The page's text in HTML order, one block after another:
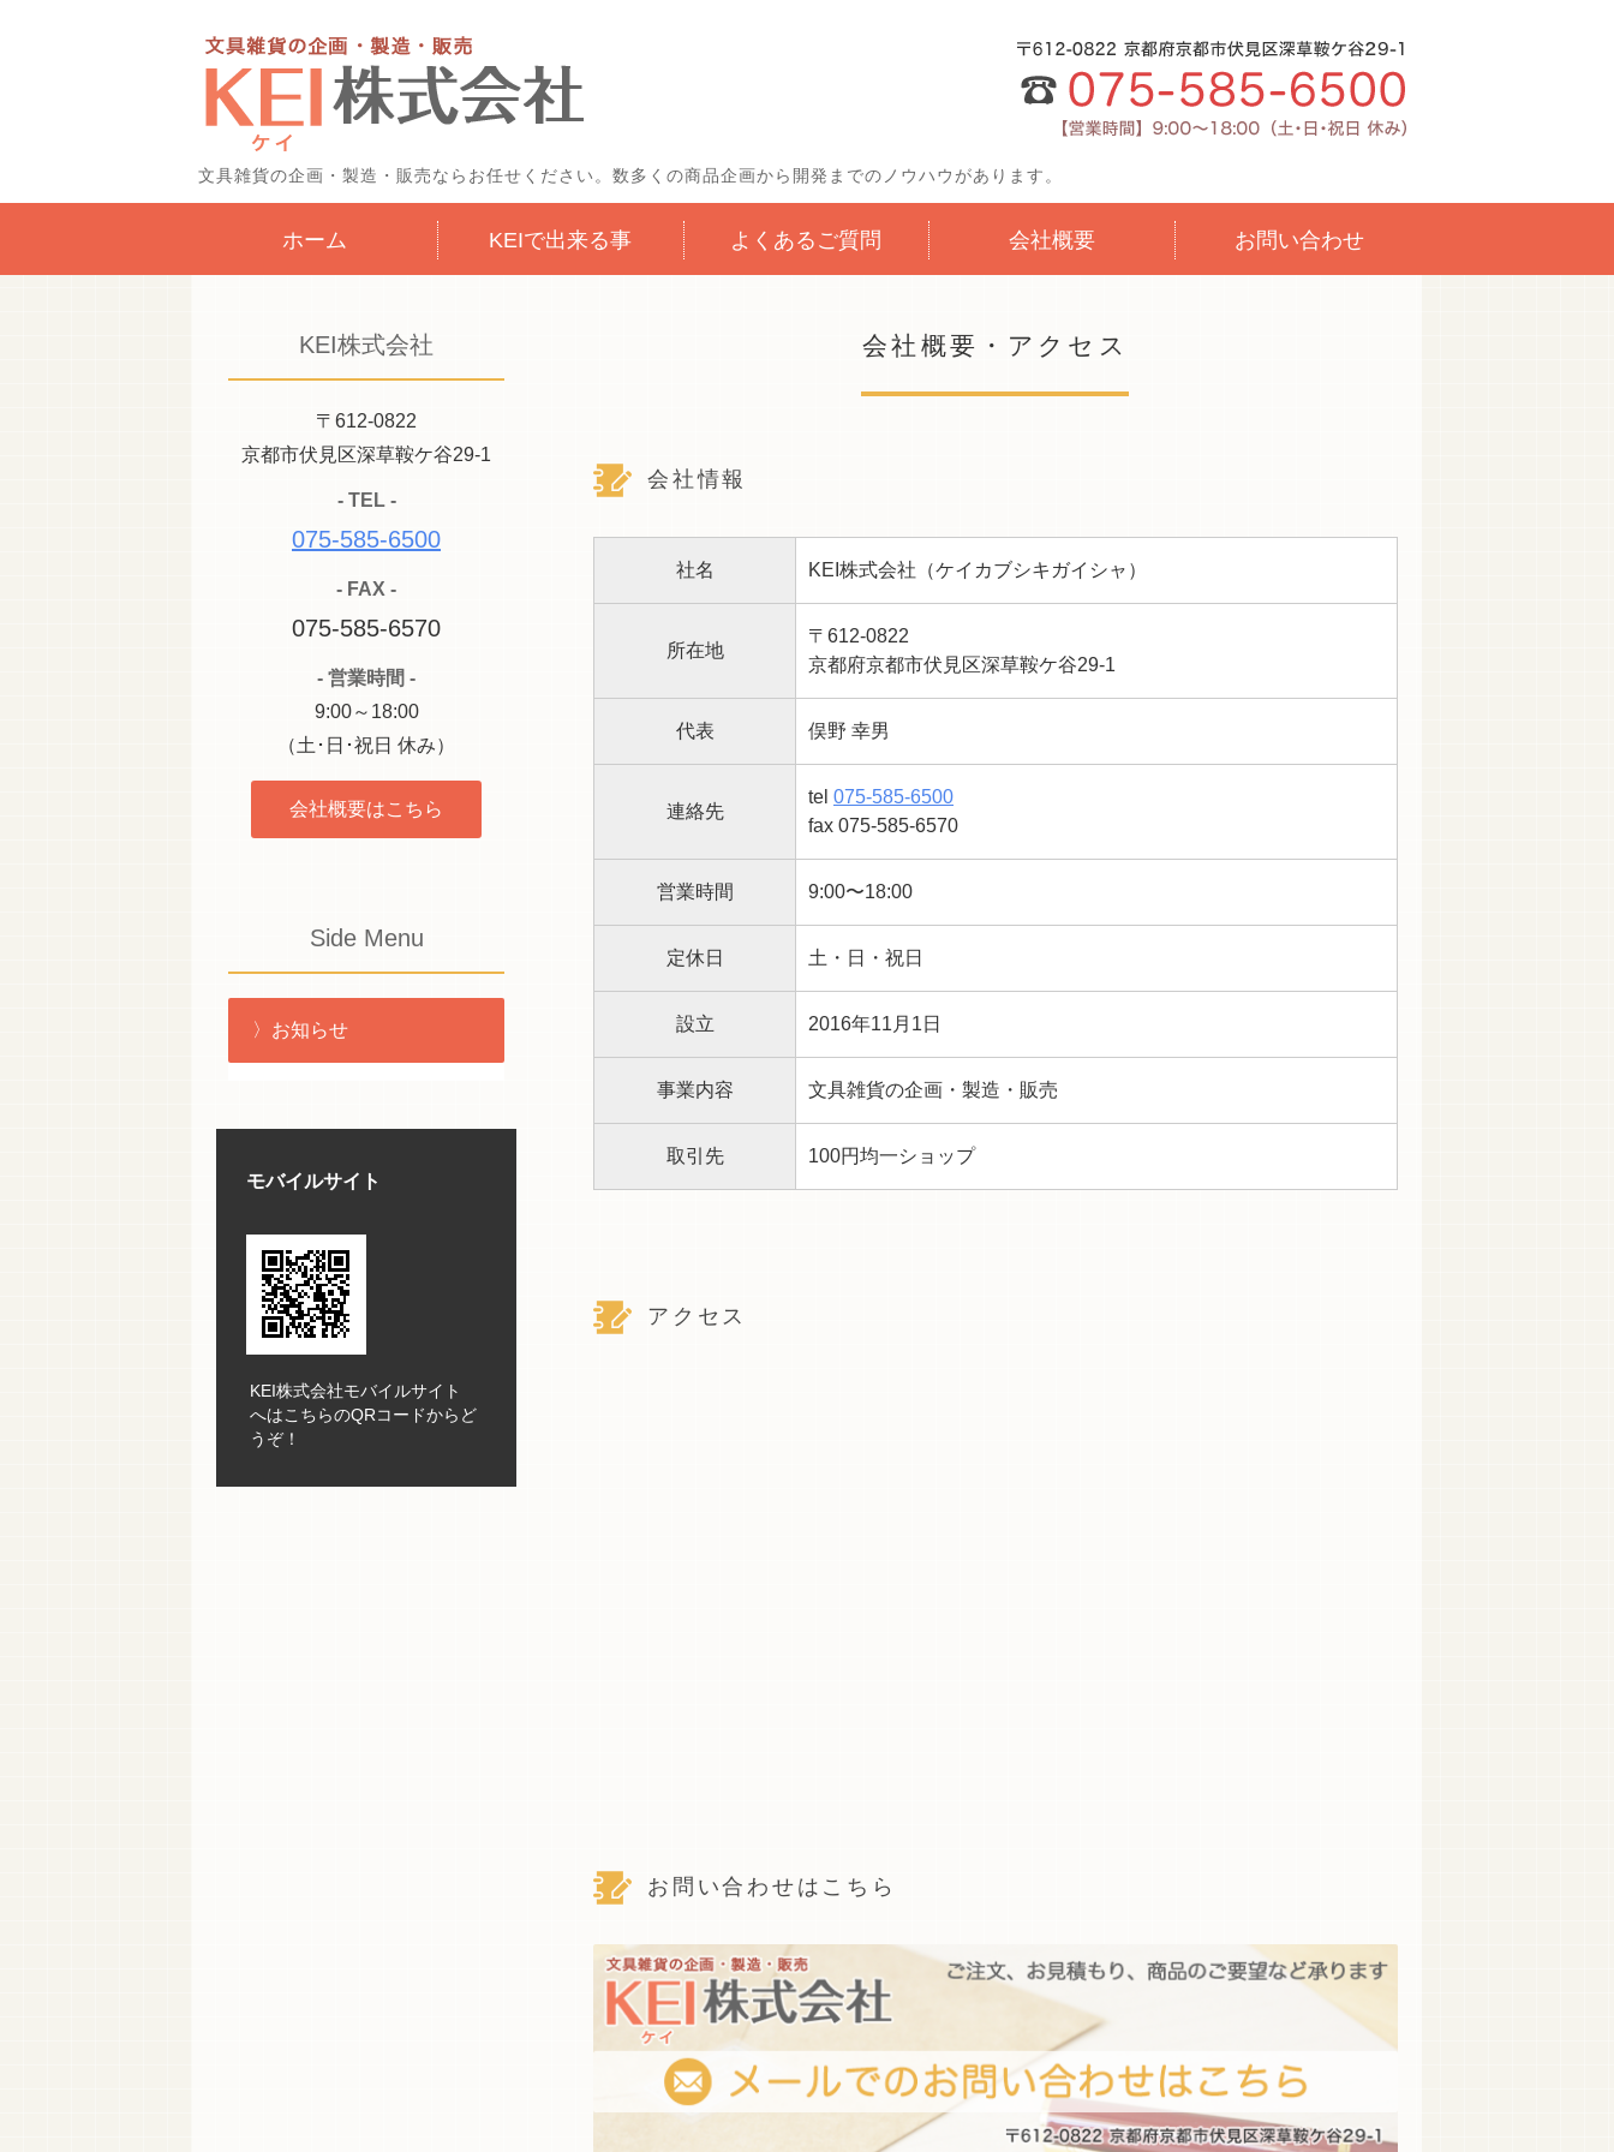
100円ショップ向け文具雑貨の企画・製造・販売なら京都市
文具雑貨の企画・製造・販売ならお任せください。数多くの商品企画から開発までのノウハウがあります。
ホーム KEIで出来る事 よくあるご質問 会社概要 お問い合わせ
会社概要・アクセス
会社情報
社名 KEI株式会社（ケイカブシキガイシャ）
所在地
〒612-0822
京都府京都市伏見区深草鞍ケ谷29-1
代表 俣野 幸男
連絡先
tel 075-585-6500
fax 075-585-6570
営業時間 9:00〜18:00
定休日 土・日・祝日
設立 2016年11月1日
事業内容 文具雑貨の企画・製造・販売
取引先 100円均一ショップ
アクセス
お問い合わせはこちら
KEI株式会社
〒612-0822
京都市伏見区深草鞍ケ谷29-1
- TEL -
075-585-6500
- FAX -
075-585-6570
- 営業時間 -
9:00～18:00
（土･日･祝日 休み）
会社概要はこちら
Side Menu
お知らせ
モバイルサイト
KEI株式会社モバイルサイト
へはこちらのQRコードからど
うぞ！